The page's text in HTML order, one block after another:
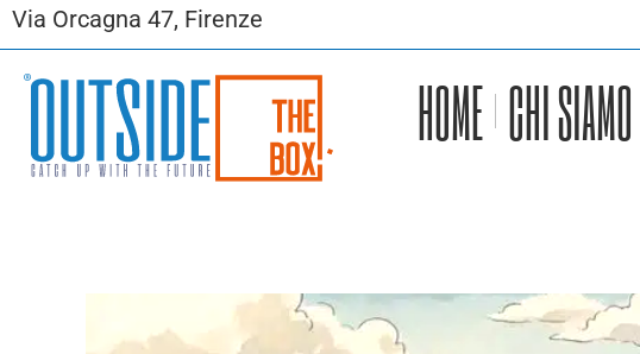
Via Orcagna 47, Firenze
HOME CHI SIAMO